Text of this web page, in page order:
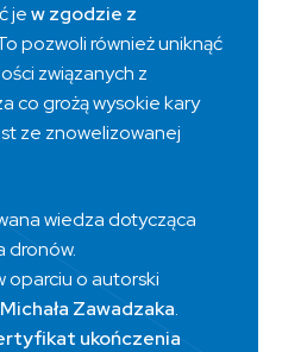
jew zgodzie z
pozwoli również uniknąć
związanych z
co grożą wysokie kary
ze znowelizowanej
wiedza dotycząca
dronów.
oparciu o autorski
Michała Zawadzaka.
ukończenia